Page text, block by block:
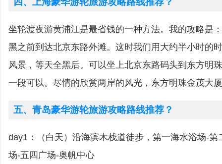
坐轮渡夜游黄浦江是最省钱的一种方法。我的攻略是
黑之前到达北京东路外滩。这时我们用大约半小时的
风景，等天全黑后。可以坐上北京东路码头到东方明
一段可以。尽情的欣赏两岸的风光，东方明珠金茂大
五、青岛豪华游轮旅游攻略路线推荐？
day1：（白天）沿海滨木栈道徒步，第一海水浴场-第
场-五四广场-奥帆中心